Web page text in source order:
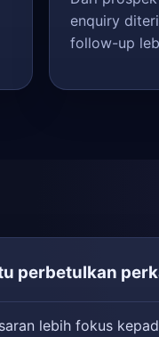
enquiry
follow-up
perbetulkan
lebih fokus